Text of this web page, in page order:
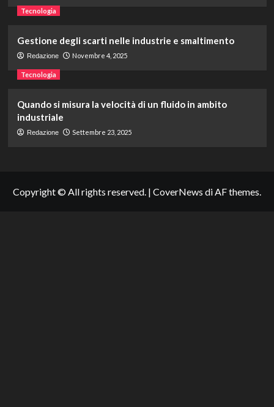
Tecnologia
Gestione degli scarti nelle industrie e smaltimento
Redazione Novembre 4, 2025
Tecnologia
Quando si misura la velocità di un fluido in ambito
industriale
Redazione Settembre 23, 2025
Copyright © All rights reserved. | CoverNews di AF themes.